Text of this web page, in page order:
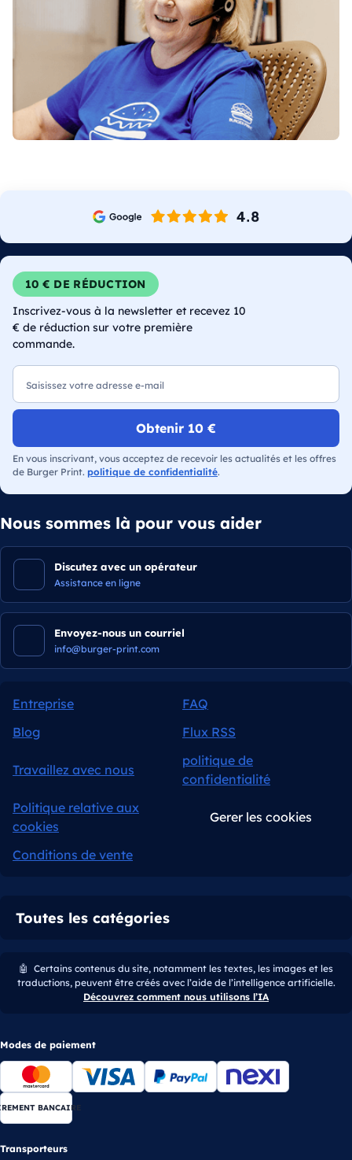
10 € DE RÉDUCTION
Inscrivez-vous à la newsletter et recevez 10
€ de réduction sur votre première
commande.
E-mail
Obtenir 10 €
En vous inscrivant, vous acceptez de recevoir les actualités et les offres
de Burger Print. politique de confidentialité.
Nous sommes là pour vous aider
Discutez avec un opérateur
Assistance en ligne
Envoyez-nous un courriel
info@burger-print.com
Entreprise
FAQ
Blog
Flux RSS
Travaillez avec nous
politique de
confidentialité
Politique relative aux
cookies
Gerer les cookies
Conditions de vente
Toutes les catégories
🤖 Certains contenus du site, notamment les textes, les images et les
traductions, peuvent être créés avec l’aide de l’intelligence artificielle.
Découvrez comment nous utilisons l’IA
Modes de paiement
BANCAIRE
Transporteurs